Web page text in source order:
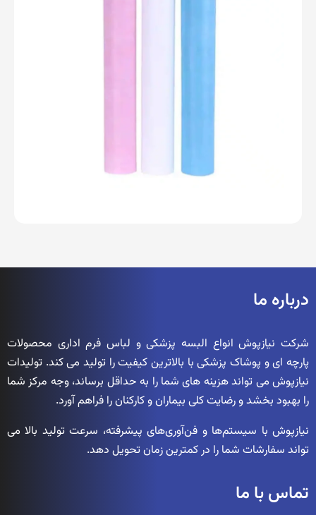
درباره ما
شرکت نیازپوش انواع البسه پزشکی و لباس فرم اداری محصولات
پارچه ای و پوشاک پزشکی با بالاترین کیفیت را تولید می کند. تولیدات
نیازپوش می تواند هزینه های شما را به حداقل برساند، وجه مرکز شما
را بهبود بخشد و رضایت کلی بیماران و کارکنان را فراهم آورد.
نیازپوش با سیستم‌ها و فن‌آوری‌های پیشرفته، سرعت تولید بالا می
تواند سفارشات شما را در کمترین زمان تحویل دهد.
تماس با ما